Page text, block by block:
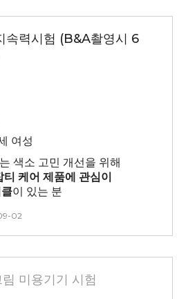
각되는 분은
부과 예약으로 인해 시간
불가능 합니다.
.
경험이 없는 사람(피부
속눈썹 연장, 눈썹문신,
읽어보시고 피부가
각되는 분은
부과 예약으로 인해 시간
불가능 합니다.
하는 급ㆍ만성
는 건강한 자
는 분(시험 전 최소 1주일
즈착용 및 눈화장 시
(맨얼굴 방문)
시험으로 시간, 날짜 변경
바랍니다.
피해주세요
속력시험 (B&A촬영시 6
여성
색소 고민 개선을 위해
티 케어 제품에 관심이
이 있는 분
안
회 진행합니다
02
미용기기 시험